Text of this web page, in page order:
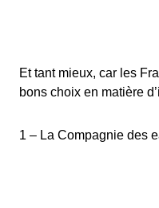
Et tant mieux, car les
bons choix en matière
1 – La Compagnie des